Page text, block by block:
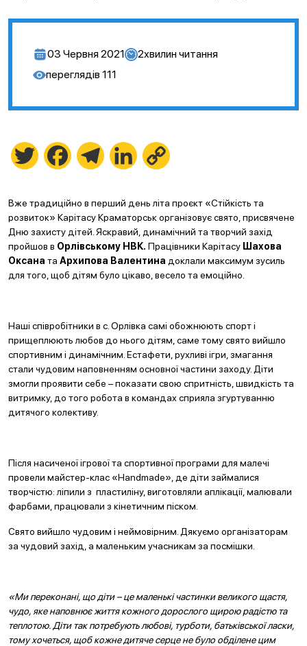
03 Червня 2021 2хвилин читання
переглядів 111
Twitter FacebookTelegramLinkedIn
Вже традиційно в перший день літа проєкт «Стійкість та
розвиток» Карітасу Краматорськ організовує свято, присвячене
Дню захисту дітей. Яскравий, динамічний та творчий захід
пройшов в Орлівському НВК. Працівники Карітасу Шахова
Оксана та Архипова Валентина доклали максимум зусиль
для того, щоб дітям було цікаво, весело та емоційно.
Наші співробітники в с. Орлівка самі обожнюють спорт і
прищеплюють любов до нього дітям, саме тому свято вийшло
спортивним і динамічним. Естафети, рухливі ігри, змагання
стали чудовим наповненням основної частини заходу. Діти
змогли проявити себе – показати свою спритність, швидкість та
витримку, до того робота в командах сприяла згуртуванню
дитячого колективу.
Після насиченої ігрової та спортивної програми для малечі
провели майстер-клас «Handmade», де діти займалися
творчістю: ліпили з пластиліну, виготовляли аплікації, малювали
фарбами, працювали з кінетичним піском.
Свято вийшло чудовим і неймовірним. Дякуємо організаторам
за чудовий захід, а маленьким учасникам за посмішки.
«Ми переконані, що діти – це маленькі частинки великого щастя,
чудо, яке наповнює життя кожного дорослого щирою радістю та
теплотою. Діти так потребують любові, турботи, батьківської ласки,
тому хочеться, щоб кожне дитяче серце не було обділене цим